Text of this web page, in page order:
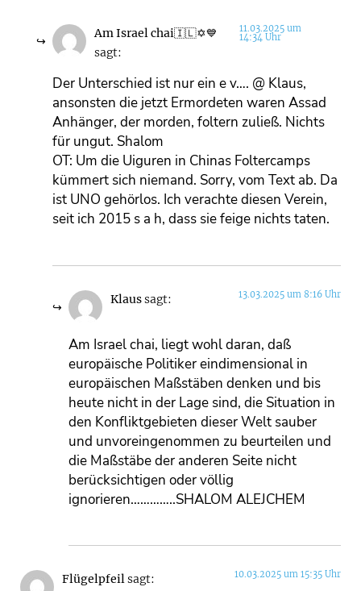
Am Israel chai🇮🇱✡💙
sagt:
11.03.2025 um
14:34 Uhr
Der Unterschied ist nur ein e v…. @ Klaus,
ansonsten die jetzt Ermordeten waren Assad
Anhänger, der morden, foltern zuließ. Nichts
für ungut. Shalom
OT: Um die Uiguren in Chinas Foltercamps
kümmert sich niemand. Sorry, vom Text ab. Da
ist UNO gehörlos. Ich verachte diesen Verein,
seit ich 2015 s a h, dass sie feige nichts taten.
Klaussagt: 13.03.2025 um 8:16 Uhr
Am Israel chai, liegt wohl daran, daß
europäische Politiker eindimensional in
europäischen Maßstäben denken und bis
heute nicht in der Lage sind, die Situation in
den Konfliktgebieten dieser Welt sauber
und unvoreingenommen zu beurteilen und
die Maßstäbe der anderen Seite nicht
berücksichtigen oder völlig
ignorieren…………..SHALOM ALEJCHEM
Flügelpfeilsagt: 10.03.2025 um 15:35 Uhr